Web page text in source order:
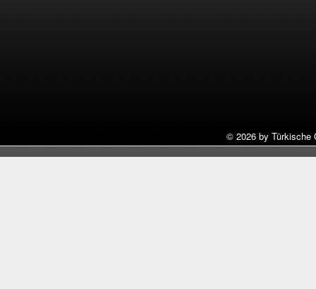
© 2026 by Türkische